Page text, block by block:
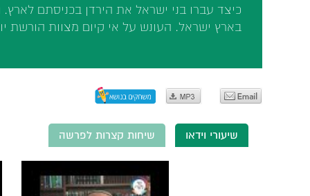
כיצד עברו בני ישראל את הירדן בכניסתם
בארץ ישראל. העונש על אי קיום מצוות הורשת
שיעורי וידאו שיחות קצרות לפרשה